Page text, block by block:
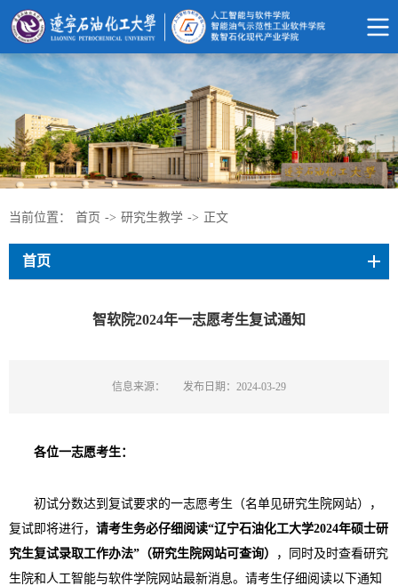
当前位置： 首页 -> 研究生教学 -> 正文
首页
智软院2024年一志愿考生复试通知
信息来源： 发布日期：2024-03-29
各位一志愿考生：
初试分数达到复试要求的一志愿考生（名单见研究生院网站），
复试即将进行， 请考生务必仔细阅读“辽宁石油化工大学2024年硕士研
究生复试录取工作办法”（研究生院网站可查询）
，同时及时查看研究
生院和人工智能与软件学院网站最新消息。请考生仔细阅读以下通知